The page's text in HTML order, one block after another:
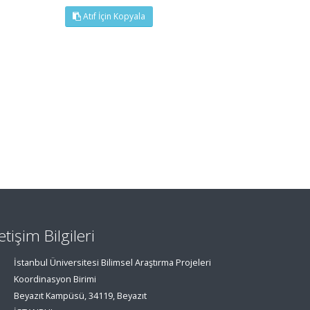
Atıf İçin Kopyala
Bilgileri
İstanbul Üniversitesi Bilimsel Araştırma Projeleri
Koordinasyon Birimi
Beyazıt Kampüsü, 34119, Beyazıt